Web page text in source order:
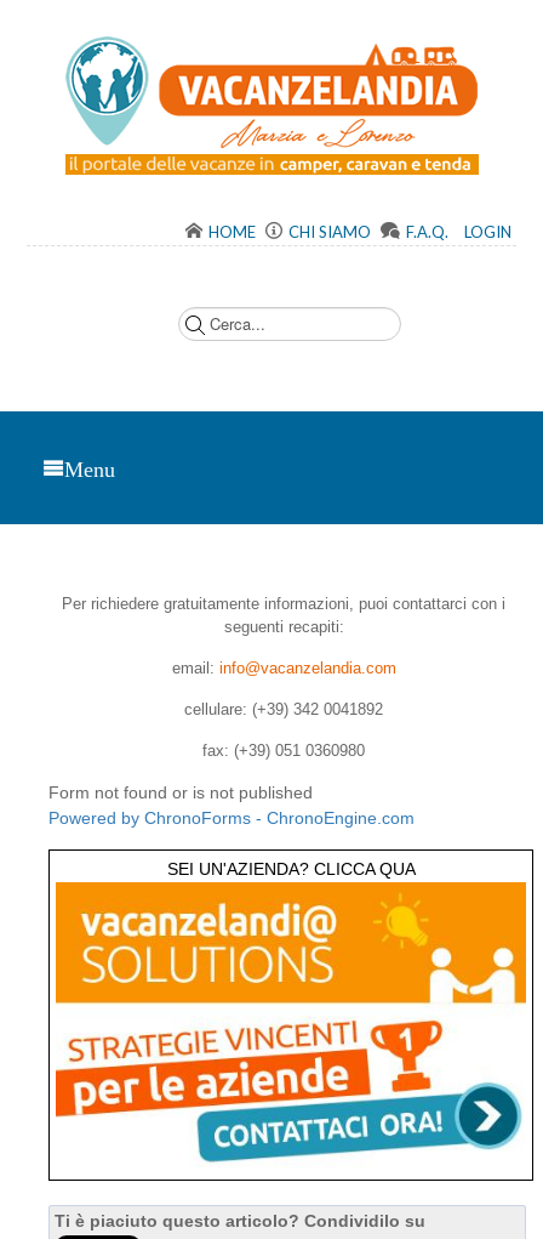
HOME CHI SIAMO F.A.Q. LOGIN
Menu
Per richiedere gratuitamente informazioni, puoi contattarci con i
seguenti recapiti:
email: info@vacanzelandia.com
cellulare: (+39) 342 0041892
fax: (+39) 051 0360980
Form not found or is not published
Powered by ChronoForms - ChronoEngine.com
SEI UN'AZIENDA? CLICCA QUA
Ti è piaciuto questo articolo? Condividilo su